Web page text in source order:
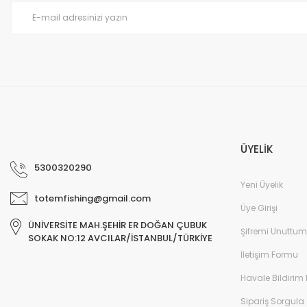
harıka
5300320290
totemfishing@gmail.com
ÜNİVERSİTE MAH.ŞEHİR ER DOĞAN ÇUBUK
SOKAK NO:12 AVCILAR/İSTANBUL/TÜRKİYE
ÜYELİK
Yeni Üyelik
Üye Girişi
Şifremi Unuttum
İletişim Formu
Havale Bildirim
Sipariş Sorgula